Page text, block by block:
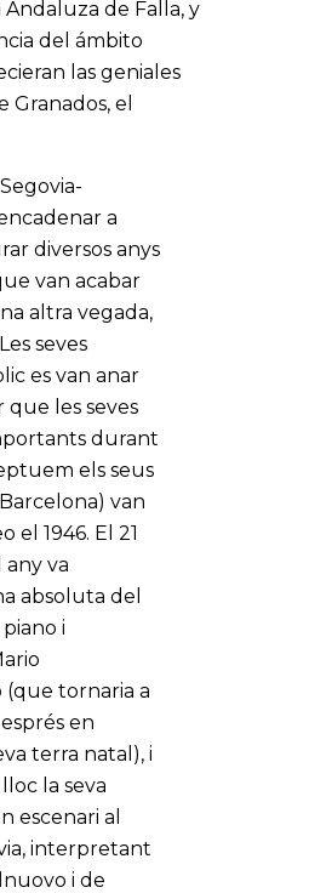
de Falla, y
del ámbito
las geniales
Granados, el
a
diversos anys
van acabar
altra vegada,
seves
es van anar
que les seves
durant
els seus
van
el 1946. El 21
va
absoluta del
i
(que tornaria a
en
terra natal), i
la seva
escenari al
interpretant
i de